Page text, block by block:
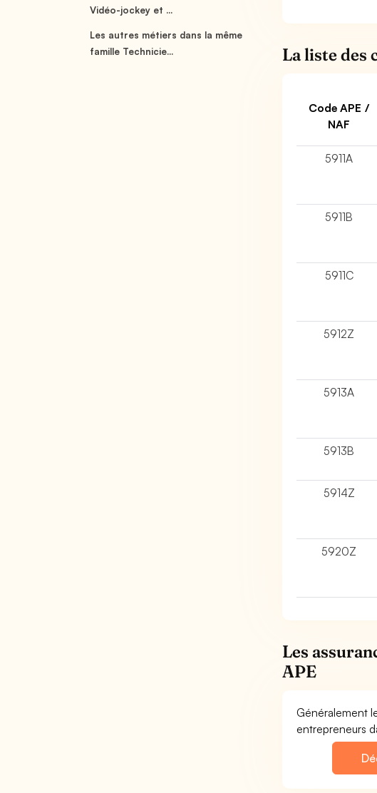
Vidéo-jockey et ...
Les autres métiers dans la même
famille Technicie...
La liste des
Code APE /
NAF
5911A
5911B
5911C
5912Z
5913A
5913B
5914Z
5920Z
Les
APE
Généralement
entrepreneurs